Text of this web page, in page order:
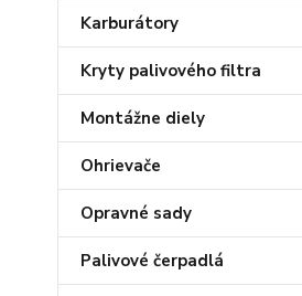
Karburátory
Kryty palivového filtra
Montážne diely
Ohrievače
Opravné sady
Palivové čerpadlá